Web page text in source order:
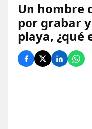
Un hombre
por grabar
playa, ¿qué